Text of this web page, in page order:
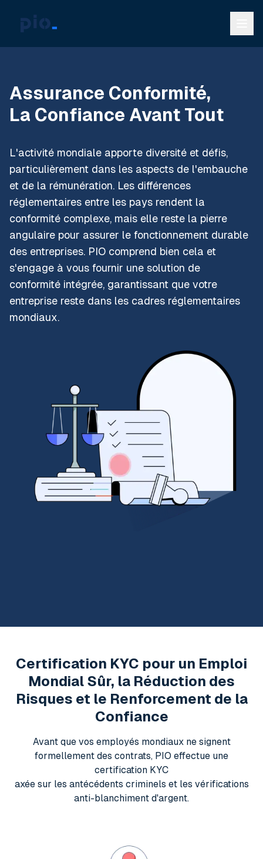
Assurance Conformité,
La Confiance Avant Tout
L'activité mondiale apporte diversité et défis,
particulièrement dans les aspects de l'embauche
et de la rémunération. Les différences
réglementaires entre les pays rendent la
conformité complexe, mais elle reste la pierre
angulaire pour assurer le fonctionnement durable
des entreprises. PIO comprend bien cela et
s'engage à vous fournir une solution de
conformité intégrée, garantissant que votre
entreprise reste dans les cadres réglementaires
mondiaux.
Certification KYC pour un Emploi
Mondial Sûr, la Réduction des
Risques et le Renforcement de la
Confiance
Avant que vos employés mondiaux ne signent
formellement des contrats, PIO effectue une
certification KYC
axée sur les antécédents criminels et les vérifications
anti-blanchiment d'argent.